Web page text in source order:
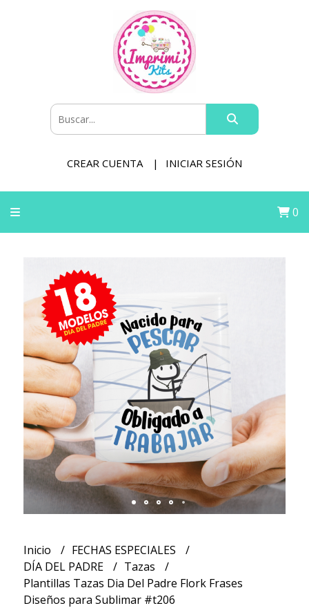
CREAR CUENTA INICIAR SESIÓN
0
Inicio
FECHAS ESPECIALES
DÍA DEL PADRE
Tazas
Plantillas Tazas Dia Del Padre Flork Frases
Diseños para Sublimar #t206